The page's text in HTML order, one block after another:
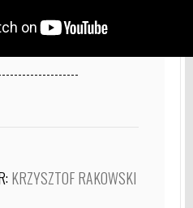
KRZYSZTOF RAKOWSKI